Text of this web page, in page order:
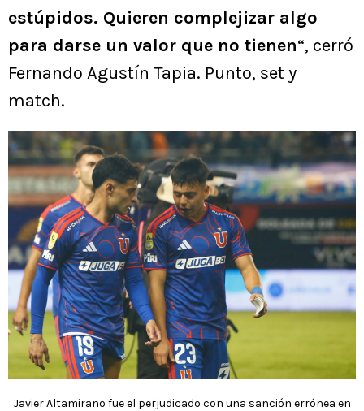
estúpidos. Quieren complejizar algo
para darse un valor que no tienen“, cerró
Fernando Agustín Tapia. Punto, set y
match.
Javier Altamirano fue el perjudicado con una sanción errónea en